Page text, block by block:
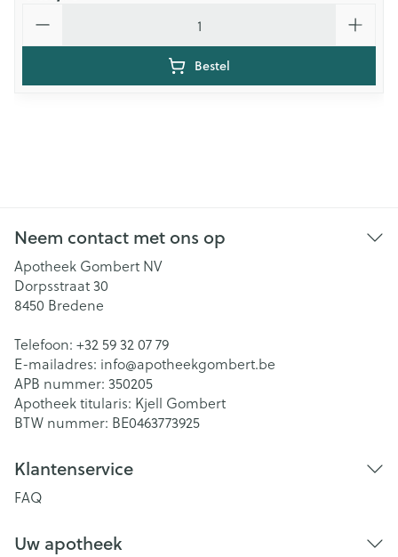
Bestel
Neem contact met ons op
Apotheek Gombert NV
Dorpsstraat 30
8450 Bredene
Telefoon: +32 59 32 07 79
E-mailadres: info@apotheekgombert.be
APB nummer: 350205
Apotheek titularis: Kjell Gombert
BTW nummer: BE0463773925
Klantenservice
FAQ
Uw apotheek